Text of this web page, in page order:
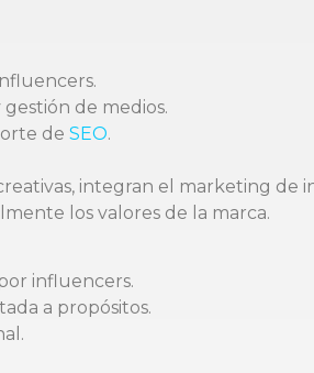
de medios.
de SEO.
integran el marketing
los valores de la marca.
influencers.
a propósitos.